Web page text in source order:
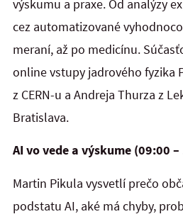
výskumu a praxe. Od analýzy
cez automatizované
meraní, až po medicínu.
online vstupy jadrového fyzika
z CERN-u a Andreja Thurza z
Bratislava.
AI vo vede a výskume (09:00
Martin Pikula vysvetlí prečo
podstatu AI, aké má chyby,